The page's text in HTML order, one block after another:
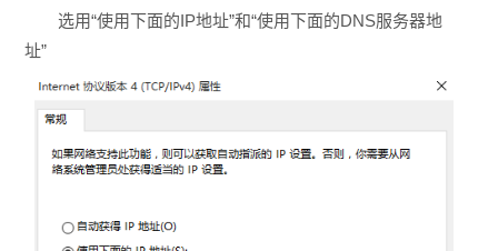
选用“使用下面的IP地址”和“使用下面的DNS服务器地
址”